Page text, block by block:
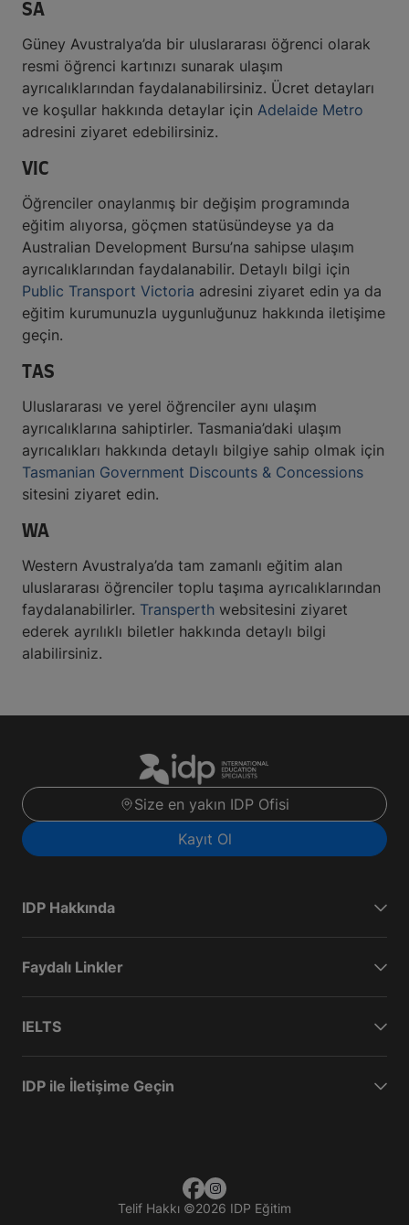
SA
Güney Avustralya’da bir uluslararası öğrenci olarak
resmi öğrenci kartınızı sunarak ulaşım
ayrıcalıklarından faydalanabilirsiniz. Ücret detayları
ve koşullar hakkında detaylar için Adelaide Metro
adresini ziyaret edebilirsiniz.
VIC
Öğrenciler onaylanmış bir değişim programında
eğitim alıyorsa, göçmen statüsündeyse ya da
Australian Development Bursu’na sahipse ulaşım
ayrıcalıklarından faydalanabilir. Detaylı bilgi için
Public Transport Victoria adresini ziyaret edin ya da
eğitim kurumunuzla uygunluğunuz hakkında iletişime
geçin.
TAS
Uluslararası ve yerel öğrenciler aynı ulaşım
ayrıcalıklarına sahiptirler. Tasmania’daki ulaşım
ayrıcalıkları hakkında detaylı bilgiye sahip olmak için
Tasmanian Government Discounts & Concessions
sitesini ziyaret edin.
WA
Western Avustralya’da tam zamanlı eğitim alan
uluslararası öğrenciler toplu taşıma ayrıcalıklarından
faydalanabilirler. Transperth websitesini ziyaret
ederek ayrılıklı biletler hakkında detaylı bilgi
alabilirsiniz.
Size en yakın IDP Ofisi
Kayıt Ol
IDP Hakkında
Faydalı Linkler
IELTS
IDP ile İletişime Geçin
Telif Hakkı ©2026 IDP Eğitim